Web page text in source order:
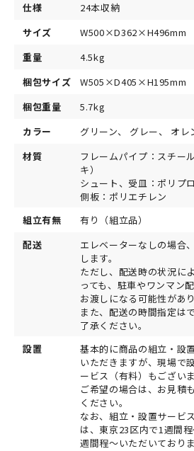
仕様
24本収納
サイズ
W500×D362×H496mm
重量
4.5kg
梱包サイズ
W505×D405×H195mm
梱包重量
5.7kg
カラー
グリーン、 グレー、 オレ
材質
フレームパイプ：スチー
キ）
シュート、受皿：ポリプ
側板：ポリエチレン
組立有無
有り（組立品）
配送
エレベーターなしの場合
します。
ただし、配送時の状況に
っても、駐車やワンマン
お渡しになる可能性があり
また、配送の時間指定は
了承ください。
設置
基本的に商品の組立・設
いただきますが、現場で
ービス（有料）もございま
ご希望の場合は、お見積
ください。
なお、組立・設置サービ
は、東京23区内で1週間
週間程～いただいておりま